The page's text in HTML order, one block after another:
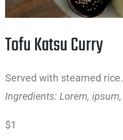
Tofu Katsu Curry
Served with steamed
Ingredients: Lorem,
$1